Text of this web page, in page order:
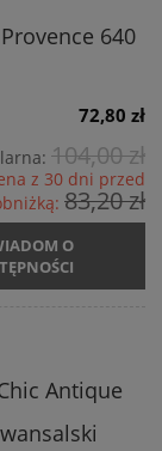
640
72,80 zł
104,00 zł
z 30 dni przed
83,20 zł
O
Antique